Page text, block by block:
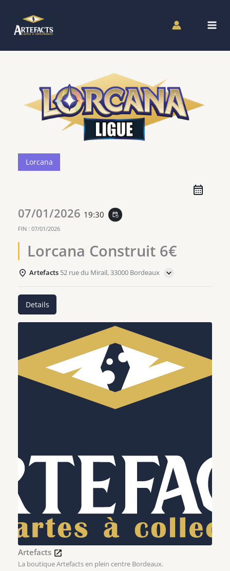
contenu
Lorcana
07/01/2026 19:30 event_repeat
FIN : 07/01/2026
Lorcana Construit 6€
Artefacts 52 rue du Mirail, 33000 Bordeaux
Details
Artefacts
La boutique Artefacts en plein centre Bordeaux.